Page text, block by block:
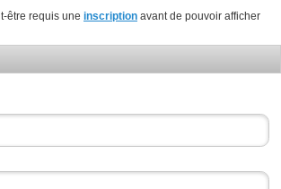
être requis une inscription avant de pouvoir afficher